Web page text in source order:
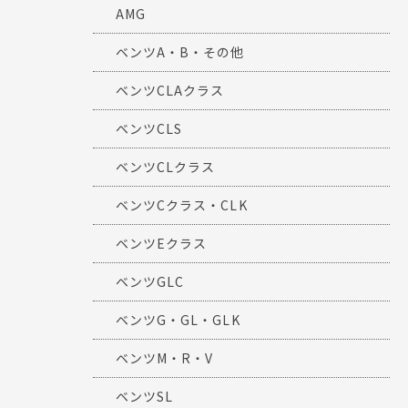
AMG
ベンツA・B・その他
ベンツCLAクラス
ベンツCLS
ベンツCLクラス
ベンツCクラス・CLK
ベンツEクラス
ベンツGLC
ベンツG・GL・GLK
ベンツM・R・V
ベンツSL